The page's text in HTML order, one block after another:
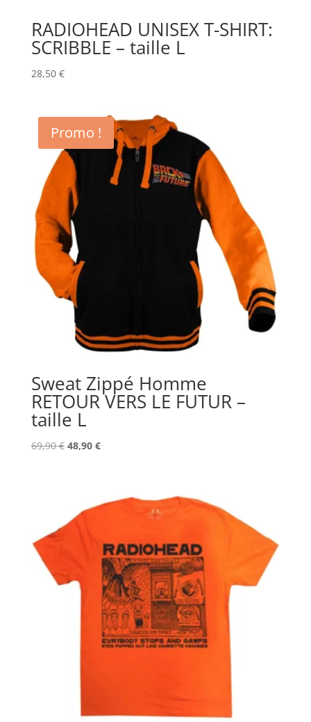
RADIOHEAD UNISEX T-SHIRT:
SCRIBBLE – taille L
28,50 €
Promo !
Sweat Zippé Homme
RETOUR VERS LE FUTUR –
taille L
69,90€ Le
69,90 €.
48,90 €Le
48,90 €.